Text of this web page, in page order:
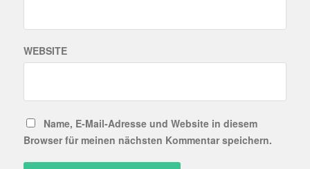
WEBSITE
Name, E-Mail-Adresse und Website in diesem
Browser für meinen nächsten Kommentar speichern.